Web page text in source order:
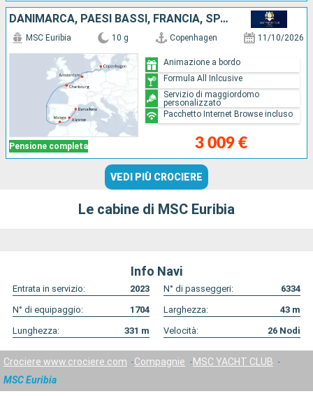
DANIMARCA, PAESI BASSI, FRANCIA, SPAGNA
Pensione completa
MSC Euribia 10 g Copenhagen 11/10/2026
3 009 €
Animazione a bordo
Formula All Inlcusive
Servizio di maggiordomo
personalizzato
Pacchetto Internet Browse incluso
VEDI PIÙ CROCIERE
Le cabine di MSC Euribia
Info Navi
Entrata in servizio: 2023 N° di passeggeri:
6334
N° di equipaggio:
1704 Larghezza: 43 m
Lunghezza:
331 m Velocità: 26 Nodi
Crociere www.crociere.com Compagnie
MSC YACHT CLUB
MSC Euribia